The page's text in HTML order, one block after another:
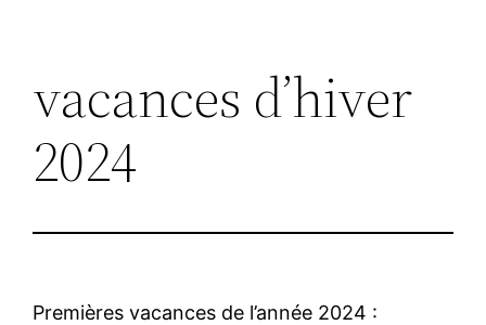
vacances d’hiver
2024
Premières vacances de l’année 2024 :